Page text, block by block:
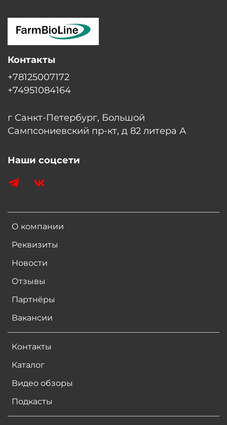
О компании
Реквизиты
Новости
Отзывы
Партнёры
Вакансии
Контакты
Каталог
Видео обзоры
Подкасты
Контакты
+78125007172
+74951084164
г Санкт-Петербург, Большой
Сампсониевский пр-кт, д 82 литера А
Наши соцсети